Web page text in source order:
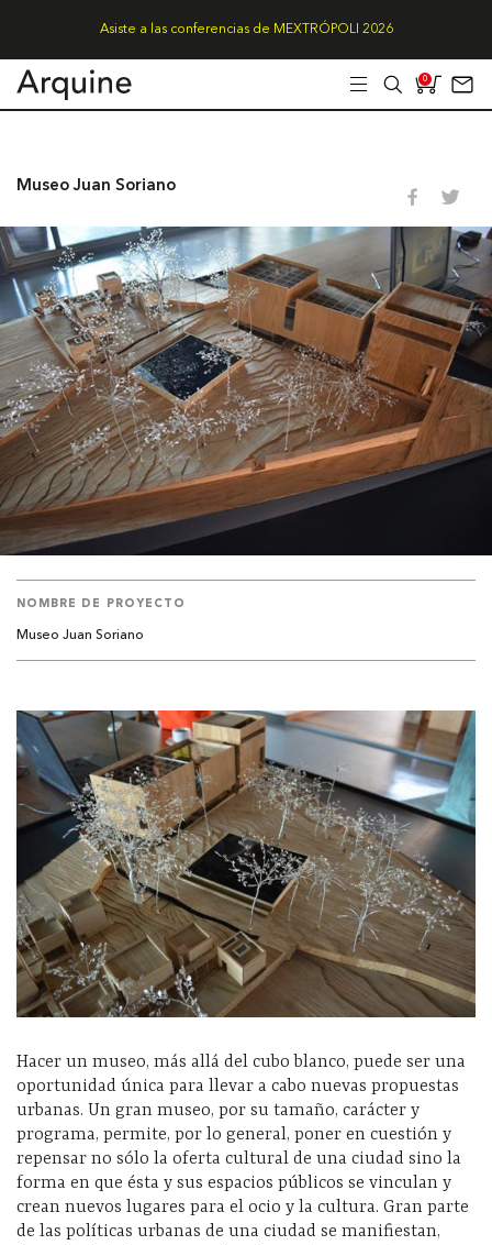
Asiste a las conferencias de MEXTRÓPOLI 2026
0
Museo Juan Soriano
NOMBRE DE PROYECTO
Museo Juan Soriano
Hacer un museo, más allá del cubo blanco, puede ser una
oportunidad única para llevar a cabo nuevas propuestas
urbanas. Un gran museo, por su tamaño, carácter y
programa, permite, por lo general, poner en cuestión y
repensar no sólo la oferta cultural de una ciudad sino la
forma en que ésta y sus espacios públicos se vinculan y
crean nuevos lugares para el ocio y la cultura. Gran parte
de las políticas urbanas de una ciudad se manifiestan,